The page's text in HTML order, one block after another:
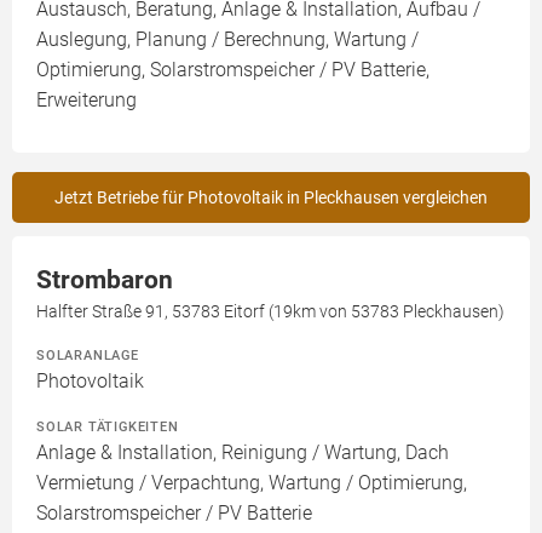
Austausch, Beratung, Anlage & Installation, Aufbau /
Auslegung, Planung / Berechnung, Wartung /
Optimierung, Solarstromspeicher / PV Batterie,
Erweiterung
Jetzt Betriebe für Photovoltaik in Pleckhausen vergleichen
Strombaron
Halfter Straße 91, 53783 Eitorf (19km von 53783 Pleckhausen)
SOLARANLAGE
Photovoltaik
SOLAR TÄTIGKEITEN
Anlage & Installation, Reinigung / Wartung, Dach
Vermietung / Verpachtung, Wartung / Optimierung,
Solarstromspeicher / PV Batterie